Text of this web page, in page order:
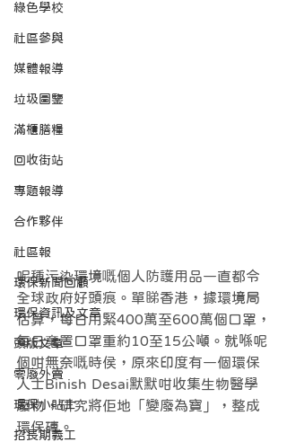
綠色學校
社區參與
媒體報導
垃圾圖鑒
滿櫃膳糧
回收街站
專題報導
合作夥伴
社區報
環保新聞回顧
環保資訊及文章
頭版文章
零廢外賣
環保小貼士
招長期義工
呢種污染環境嘅個人防護用品一直都令
全球政府好頭痕。單睇香港，據環境局
估算，每日用緊400萬至600萬個口罩，
每日棄置口罩重約10至15公噸。就喺呢
個咁無奈嘅時侯，原來印度有一個環保
人士Binish Desai默默咁收集生物醫學
廢物，研究將佢地「變廢為寶」，整成
環保磚。